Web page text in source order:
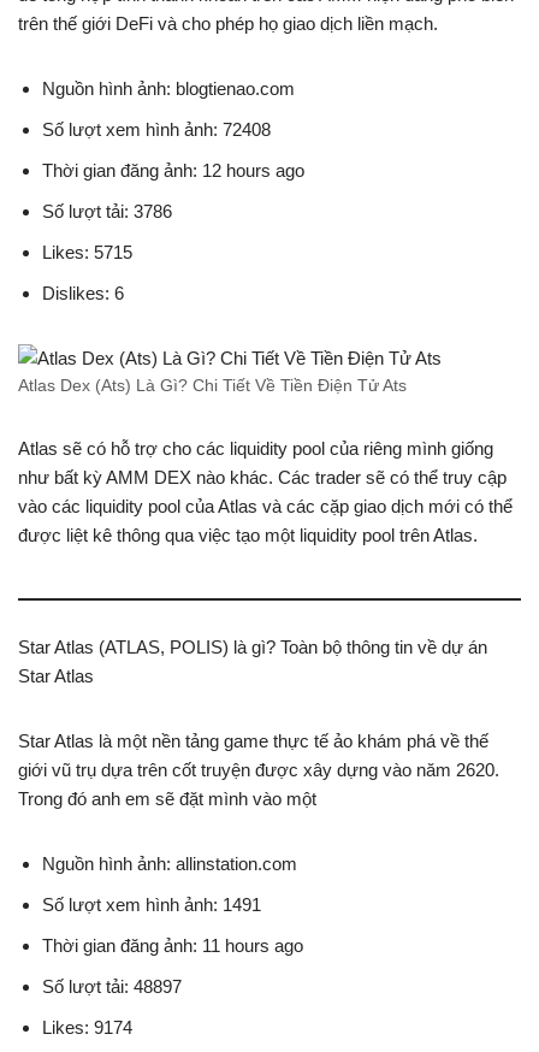
trên thế giới DeFi và cho phép họ giao dịch liền mạch.
Nguồn hình ảnh: blogtienao.com
Số lượt xem hình ảnh: 72408
Thời gian đăng ảnh: 12 hours ago
Số lượt tải: 3786
Likes: 5715
Dislikes: 6
Atlas Dex (Ats) Là Gì? Chi Tiết Về Tiền Điện Tử Ats
Atlas sẽ có hỗ trợ cho các liquidity pool của riêng mình giống
như bất kỳ AMM DEX nào khác. Các trader sẽ có thể truy cập
vào các liquidity pool của Atlas và các cặp giao dịch mới có thể
được liệt kê thông qua việc tạo một liquidity pool trên Atlas.
Star Atlas (ATLAS, POLIS) là gì? Toàn bộ thông tin về dự án
Star Atlas
Star Atlas là một nền tảng game thực tế ảo khám phá về thế
giới vũ trụ dựa trên cốt truyện được xây dựng vào năm 2620.
Trong đó anh em sẽ đặt mình vào một
Nguồn hình ảnh: allinstation.com
Số lượt xem hình ảnh: 1491
Thời gian đăng ảnh: 11 hours ago
Số lượt tải: 48897
Likes: 9174